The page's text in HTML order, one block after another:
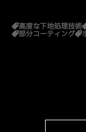
高度な下地処理技術
部分コーティング